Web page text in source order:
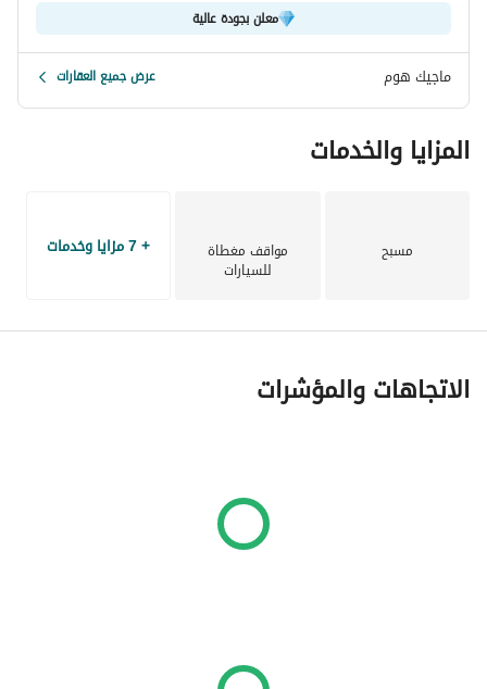
معلن بجودة عالية
ماجيك هوم عرض جميع العقارات
المزايا والخدمات
مسبح مواقف مغطاة
للسيارات
+ 7 مزايا وخدمات
الاتجاهات والمؤشرات